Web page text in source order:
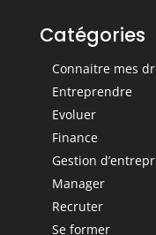
Catégories
Connaitre mes
Entreprendre
Evoluer
Finance
Gestion
Manager
Recruter
Se former